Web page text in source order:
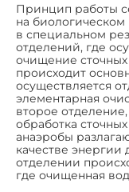
Принцип работы
на
в специальном
отделений, где
очищение
происходит
осуществляется
элементарная
второе
обработка
анаэробы
качестве энергии
отделении
где очищенная